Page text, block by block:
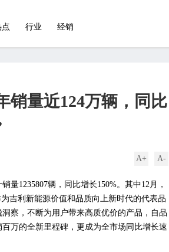
点 行业 经销
销量近124万辆，同比
A-
A+
量1235807辆，同比增长150%。其中12月，
吉利新能源价值和品质向上新时代的代表品
察，不断为用户带来高质优价的产品，自品
万的全新里程碑，更成为全市场同比增长速